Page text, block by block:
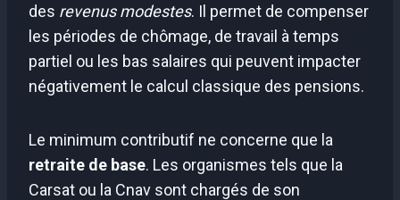
des revenus modestes. Il permet de compenser
les périodes de chômage, de travail à temps
partiel ou les bas salaires qui peuvent impacter
négativement le calcul classique des pensions.
Le minimum contributif ne concerne que la
retraite de base. Les organismes tels que la
Carsat ou la Cnav sont chargés de son